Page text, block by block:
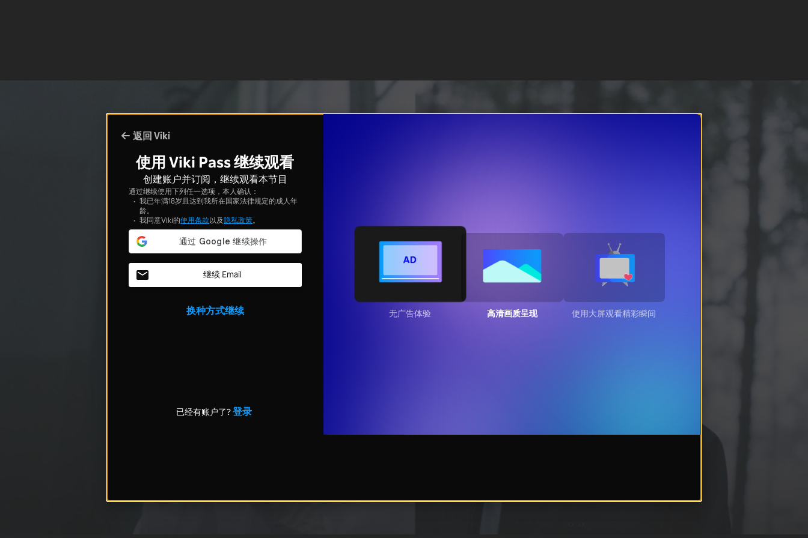
返回 Viki
使用 Viki Pass 继续观看
创建账户并订阅，继续观看本节目
通过继续使用下列任一选项，本人确认：
我已年满18岁且达到我所在国家法律规定的成人年
龄。
我同意Viki的使用条款以及隐私政策。
继续 Email
换种方式继续
已经有账户了?登录
无广告体验 高清画质呈现 使用大屏观看精彩瞬间